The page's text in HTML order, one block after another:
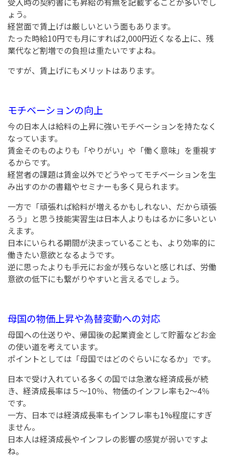
ょう。
経営面で賃上げは厳しいという面もあります。
たった時給10円でも月にすれば2,000円近くなる上に、残
業代など割増での負担は重たいですよね。
ですが、賃上げにもメリットはあります。
モチベーションの向上
今の日本人は給料の上昇に強いモチベーションを持たなく
なっています。
賃金そのものよりも「やりがい」や「働く意味」を重視す
るからです。
経営者の課題は賃金以外でどうやってモチベーションを生
み出すのかの書籍やセミナーも多く見られます。
一方で「頑張れば給料が増えるかもしれない、だから頑張
ろう」と思う技能実習生は日本人よりもはるかに多いとい
えます。
日本にいられる期間が決まっていることも、より効率的に
働きたい意欲となるようです。
逆に思ったよりも手元にお金が残らないと感じれば、労働
意欲の低下にも繋がりやすいと言えるでしょう。
母国の物価上昇や為替変動への対応
母国への仕送りや、帰国後の起業資金として貯蓄などお金
の使い道を考えています。
ポイントとしては「母国ではどのぐらいになるか」です。
日本で受け入れている多くの国では急激な経済成長が続
き、経済成長率は５～10％、物価のインフレ率も2～4％
です。
一方、日本では経済成長率もインフレ率も1%程度にすぎ
ません。
日本人は経済成長やインフレの影響の感覚が弱いですよ
ね。